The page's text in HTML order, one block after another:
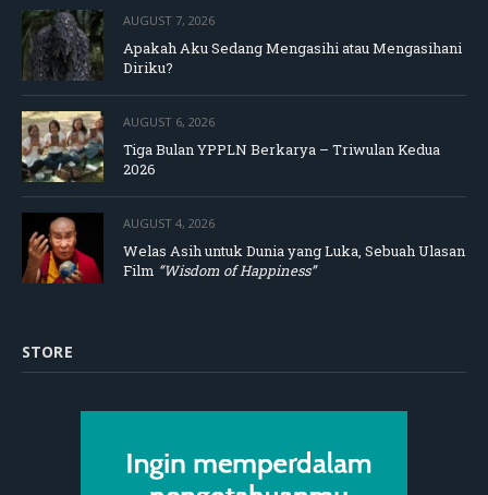
AUGUST 7, 2026
Apakah Aku Sedang Mengasihi atau Mengasihani
Diriku?
AUGUST 6, 2026
Tiga Bulan YPPLN Berkarya – Triwulan Kedua
2026
AUGUST 4, 2026
Welas Asih untuk Dunia yang Luka, Sebuah Ulasan
Film “Wisdom of Happiness”
STORE